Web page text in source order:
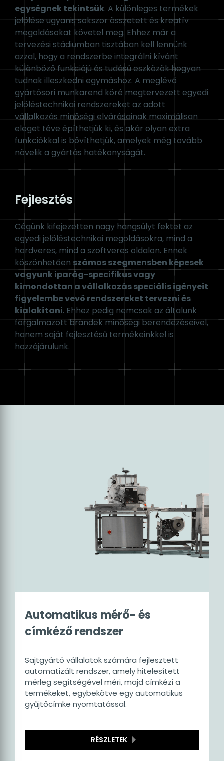
Az egyedi rendszerek kialakításakor
kulcsfontosságú, hogy a tervezés, fejlesztés
és építés folyamatait megbonthatatlan
egységnek tekintsük. A különleges termékek
jelölése ugyanis sokszor összetett és kreatív
megoldásokat követel meg. Ehhez már a
tervezési stádiumban tisztában kell lennünk
azzal, hogy a rendszerbe integrálni kívánt
különböző funkciójú és tudású eszközök hogyan
tudnak illeszkedni egymáshoz. A meglévő
gyártósori munkarend köré megtervezett egyedi
jelöléstechnikai rendszereket az adott
vállalkozás minőségi elvárásainak maximálisan
eleget téve építhetjük ki, és akár olyan extra
funkciókkal is bővíthetjük, amelyek még tovább
Fejlesztés
Cégünk kifejezetten nagy hangsúlyt fektet az
egyedi jelöléstechnikai megoldásokra, mind a
hardveres, mind a szoftveres oldalon. Ennek
köszönhetőenszámos szegmensben képesek
vagyunk iparág-specifikus vagy
kimondottan a vállalkozás speciális igényeit
figyelembe vevő rendszereket tervezni és
kialakítani. Ehhez pedig nemcsak az általunk
hanem saját fejlesztésű termékeinkkel is
címkéző rendszer
Sajtgyártó vállalatok számára fejlesztett
automatizált rendszer, amely hitelesített
gyűjtőcímke nyomtatással.